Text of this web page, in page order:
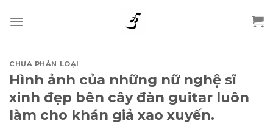
to
content
CHƯA PHÂN LOẠI
Hình ảnh của những nữ nghệ sĩ
xinh đẹp bên cây đàn guitar luôn
làm cho khán giả xao xuyến.